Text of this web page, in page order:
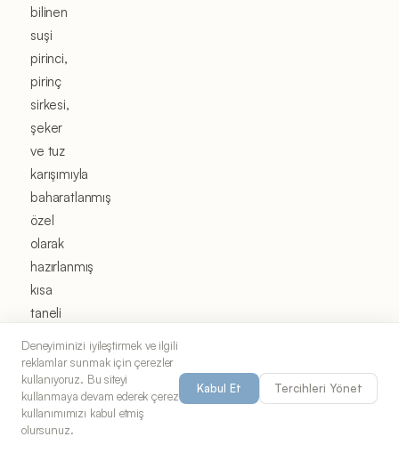
bilinen
suşi
pirinci,
pirinç
sirkesi,
şeker
ve tuz
karışımıyla
baharatlanmış
özel
olarak
hazırlanmış
kısa
taneli
Bu
sadece
sıradan
pişmiş
Deneyiminizi iyileştirmek ve ilgili
reklamlar sunmak için çerezler
kullanıyoruz. Bu siteyi
kullanmaya devam ederek çerez
kullanımımızı kabul etmiş
olursunuz.
Kabul Et Tercihleri Yönet